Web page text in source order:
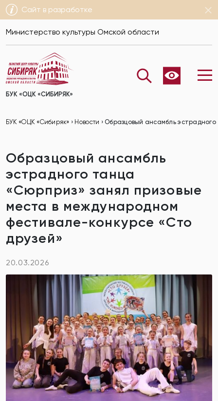
Сайт в разработке
Министерство культуры Омской области
БУК «ОЦК «СИБИРЯК»
БУК «ОЦК «Сибиряк» › Новости ›Образцовый ансамбль
Образцовый ансамбль
эстрадного танца
«Сюрприз» занял призовые
места в международном
фестивале-конкурсе «Сто
друзей»
20.03.2026